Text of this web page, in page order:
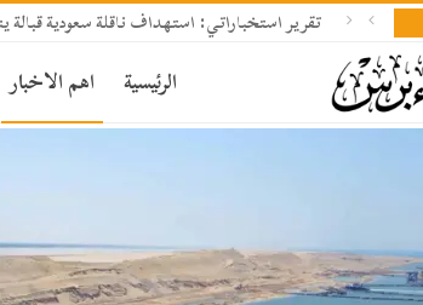
تقرير استخباراتي: استهداف ناقلة سعودية قبالة
الرئيسية اهم الاخبار